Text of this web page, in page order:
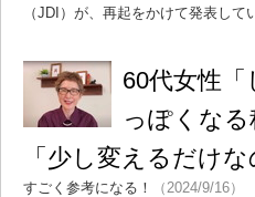
（JDI）が、再起をかけて発表し
60代女性
っぽくな
「少し変えるだけな
すごく参考になる！ （2024/9/16）